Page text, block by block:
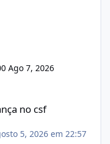
Ago 7, 2026
no csf
5, 2026 em 22:57